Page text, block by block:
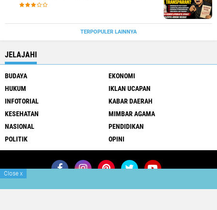
TERPOPULER LAINNYA
JELAJAHI
BUDAYA
EKONOMI
HUKUM
IKLAN UCAPAN
INFOTORIAL
KABAR DAERAH
KESEHATAN
MIMBAR AGAMA
NASIONAL
PENDIDIKAN
POLITIK
OPINI
Redaksi Kontak Iklan Media Siber
Youtube
Close x